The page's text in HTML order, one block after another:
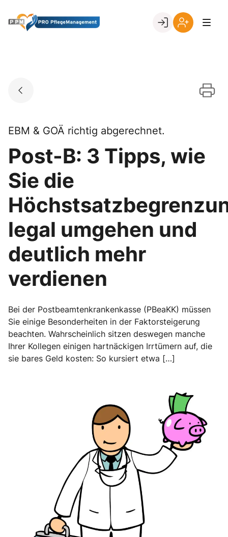
content
Go to landing page.
EBM & GOÄ richtig abgerechnet.
Post-B: 3 Tipps, wie
Sie die
legal umgehen und
deutlich mehr
verdienen
Bei der Postbeamtenkrankenkasse (PBeaKK) müssen
Sie einige Besonderheiten in der Faktorsteigerung
beachten. Wahrscheinlich sitzen deswegen manche
Ihrer Kollegen einigen hartnäckigen Irrtümern auf, die
sie bares Geld kosten: So kursiert etwa […]